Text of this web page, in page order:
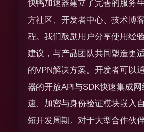
快鸭加速器建立了完善的服务
方社区、开发者中心、技术博
程。我们鼓励用户分享使用经
建议，与产品团队共同塑造更
的VPN解决方案。开发者可以
器的开放API与SDK快速集成
速、加密与身份验证模块嵌入
短开发周期。对于大型合作伙